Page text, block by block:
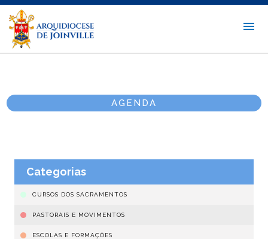
AGENDA
Categorias
CURSOS DOS SACRAMENTOS
PASTORAIS E MOVIMENTOS
ESCOLAS E FORMAÇÕES